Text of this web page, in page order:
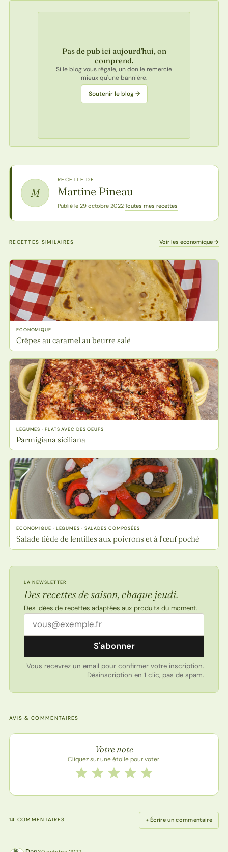
Pas de pub ici aujourd'hui, on
comprend.
Si le blog vous régale, un don le remercie
mieux qu'une bannière.
Soutenir le blog →
M
RECETTE DE
Martine Pineau
Publié le 29 octobre 2022·Toutes mes recettes
RECETTES SIMILAIRES Voir les economique →
ECONOMIQUE
Crêpes au caramel au beurre salé
LÉGUMES · PLATS AVEC DES OEUFS
Parmigiana siciliana
ECONOMIQUE · LÉGUMES · SALADES COMPOSÉES
Salade tiède de lentilles aux poivrons et à l’œuf poché
LA NEWSLETTER
Des recettes de saison, chaque jeudi.
Des idées de recettes adaptées aux produits du moment.
Adresse email
S'abonner
Vous recevrez un email pour confirmer votre inscription.
Désinscription en 1 clic, pas de spam.
AVIS & COMMENTAIRES
Note de la recette
Votre note
Cliquez sur une étoile pour voter.
Notez cette recette de 1 à 5 étoiles
5 étoiles
4 étoiles
3 étoiles
2 étoiles
1 étoile
14 COMMENTAIRES + Écrire un commentaire